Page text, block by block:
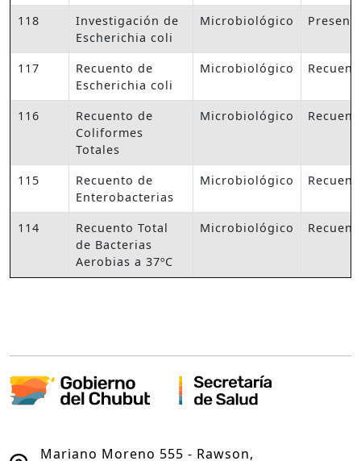
118
Investigación de
Escherichia coli
Microbiológico
117
Recuento de
Escherichia coli
Microbiológico
116
Recuento de
Coliformes
Totales
Microbiológico
115
Recuento de
Enterobacterias
Microbiológico
114
Recuento Total
de Bacterias
Aerobias a 37ºC
Microbiológico
Mariano Moreno 555 - Rawson,